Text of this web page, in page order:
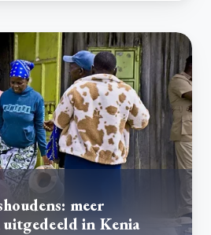
meer
in Kenia